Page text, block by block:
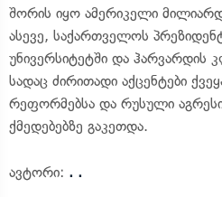
შორის იყო ამერიკელი
ასევე, საქართველოს
უნივერსიტეტში და ჰარვარდის
სადაც ძირითადი აქცენტები
რეფორმებსა და რუსული
ქმედებებზე გაკეთდა.
ავტორი: . .